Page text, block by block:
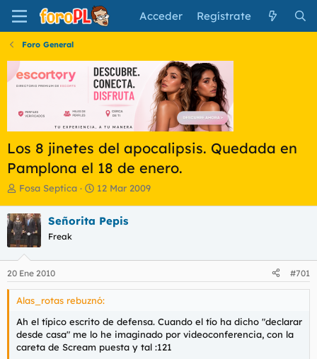
Acceder Regístrate
Foro General
Los 8 jinetes del apocalipsis. Quedada en
Pamplona el 18 de enero.
I
i
c
i
a
d
o
r
d
l
t
e
Fosa Septica
F
h
e
n
i
i
o
12 Mar 2009
Señorita Pepis
Freak
20 Ene 2010 #701
Alas_rotas rebuznó:
Ah el típico escrito de defensa. Cuando el tío ha dicho "declarar
desde casa" me lo he imaginado por videoconferencia, con la
careta de Scream puesta y tal :121